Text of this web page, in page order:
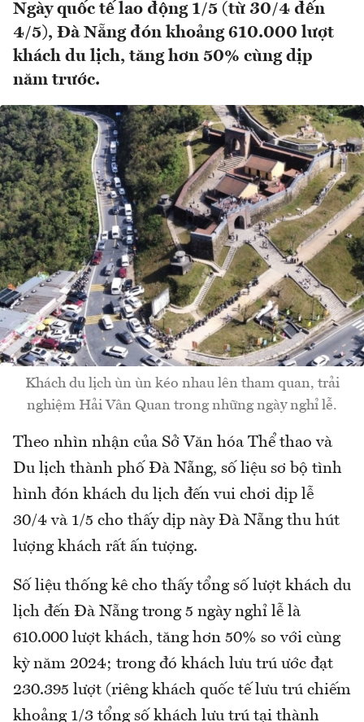
Ngày quốc tế lao động 1/5 (từ 30/4 đến
4/5), Đà Nẵng đón khoảng 610.000 lượt
khách du lịch, tăng hơn 50% cùng dịp
năm trước.
Khách du lịch ùn ùn kéo nhau lên tham quan, trải
nghiệm Hải Vân Quan trong những ngày nghỉ lễ.
Theo nhìn nhận của Sở Văn hóa Thể thao và
Du lịch thành phố Đà Nẵng, số liệu sơ bộ tình
hình đón khách du lịch đến vui chơi dịp lễ
30/4 và 1/5 cho thấy dịp này Đà Nẵng thu hút
lượng khách rất ấn tượng.
Số liệu thống kê cho thấy tổng số lượt khách du
lịch đến Đà Nẵng trong 5 ngày nghỉ lễ là
610.000 lượt khách, tăng hơn 50% so với cùng
kỳ năm 2024; trong đó khách lưu trú ước đạt
230.395 lượt (riêng khách quốc tế lưu trú chiếm
khoảng 1/3 tổng số khách lưu trú tại thành